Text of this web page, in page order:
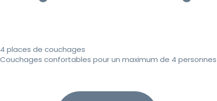
4 places de couchages
Couchages confortables pour un maximum de 4 personnes